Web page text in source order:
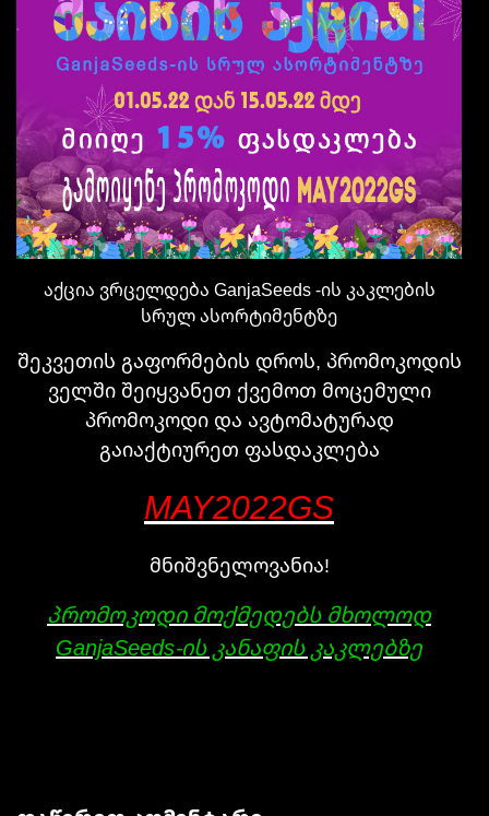
აქცია ვრცელდება GanjaSeeds -ის კაკლების
სრულ ასორტიმენტზე
შეკვეთის გაფორმების დროს, პრომოკოდის
ველში შეიყვანეთ ქვემოთ მოცემული
პრომოკოდი და ავტომატურად
გაიაქტიურეთ ფასდაკლება
MAY2022GS
მნიშვნელოვანია!
პრომოკოდი მოქმედებს მხოლოდ
GanjaSeeds-ის კანაფის კაკლებზე